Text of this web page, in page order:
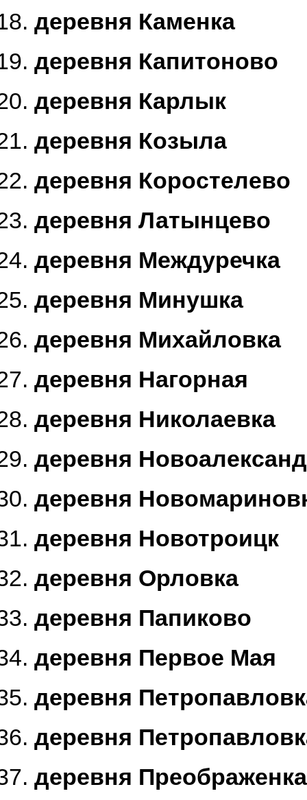
деревня Каменка
деревня Капитоново
деревня Карлык
деревня Козыла
деревня Коростелево
деревня Латынцево
деревня Междуречка
деревня Минушка
деревня Михайловка
деревня Нагорная
деревня Николаевка
деревня
деревня
деревня Новотроицк
деревня Орловка
деревня Папиково
деревня Первое Мая
деревня
деревня
деревня Преображенка